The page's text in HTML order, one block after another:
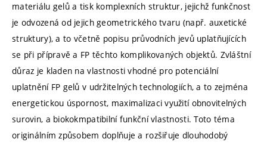
materiálu gelů a tisk komplexních struktur, jejichž funkčnost
je odvozená od jejich geometrického tvaru (např. auxetické
struktury), a to včetně popisu průvodních jevů uplatňujících
se při přípravě a FP těchto komplikovaných objektů. Zvláštní
důraz je kladen na vlastnosti vhodné pro potenciální
uplatnění FP gelů v udržitelných technologiích, a to zejména
energetickou úspornost, maximalizaci využití obnovitelných
surovin, a biokokmpatibilní funkční vlastnosti. Toto téma
originálním způsobem doplňuje a rozšiřuje dlouhodobý